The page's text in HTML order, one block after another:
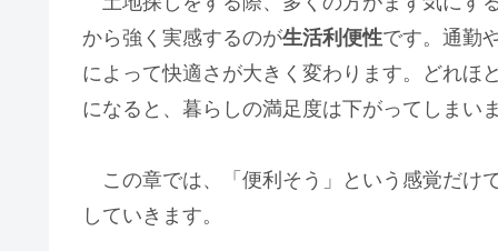
から強く実感するのが生活利便性です。通勤
によって快適さが大きく変わります。どれほ
になると、暮らしの満足度は下がってしまい
この章では、「便利そう」という感覚だけ
していきます。